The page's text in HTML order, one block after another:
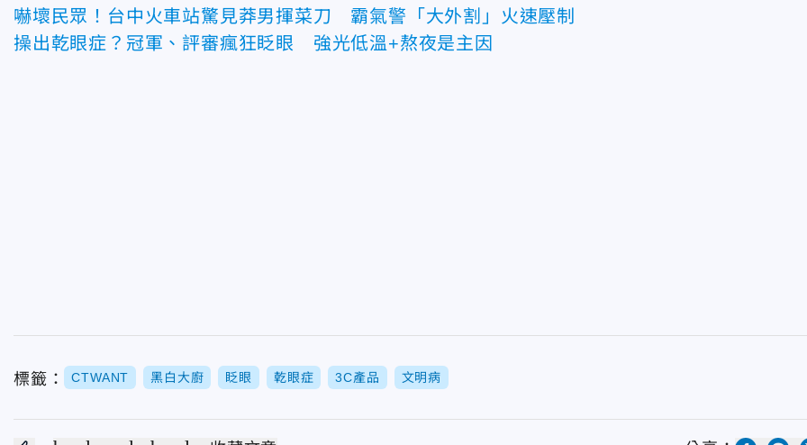
嚇壞民眾！台中火車站驚見莽男揮菜刀 霸氣警「大外割」火速壓制
操出乾眼症？冠軍、評審瘋狂眨眼 強光低溫+熬夜是主因
標籤： CTWANT 黑白大廚 眨眼 乾眼症 3C產品 文明病